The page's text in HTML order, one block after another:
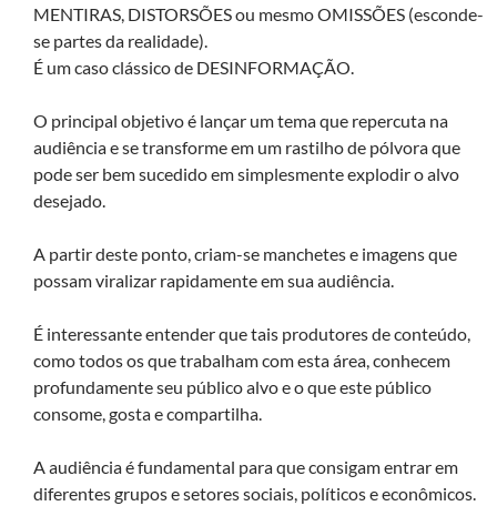
MENTIRAS, DISTORSÕES ou mesmo OMISSÕES (esconde-
se partes da realidade).
É um caso clássico de DESINFORMAÇÃO.
O principal objetivo é lançar um tema que repercuta na
audiência e se transforme em um rastilho de pólvora que
pode ser bem sucedido em simplesmente explodir o alvo
desejado.
A partir deste ponto, criam-se manchetes e imagens que
possam viralizar rapidamente em sua audiência.
É interessante entender que tais produtores de conteúdo,
como todos os que trabalham com esta área, conhecem
profundamente seu público alvo e o que este público
consome, gosta e compartilha.
A audiência é fundamental para que consigam entrar em
diferentes grupos e setores sociais, políticos e econômicos.